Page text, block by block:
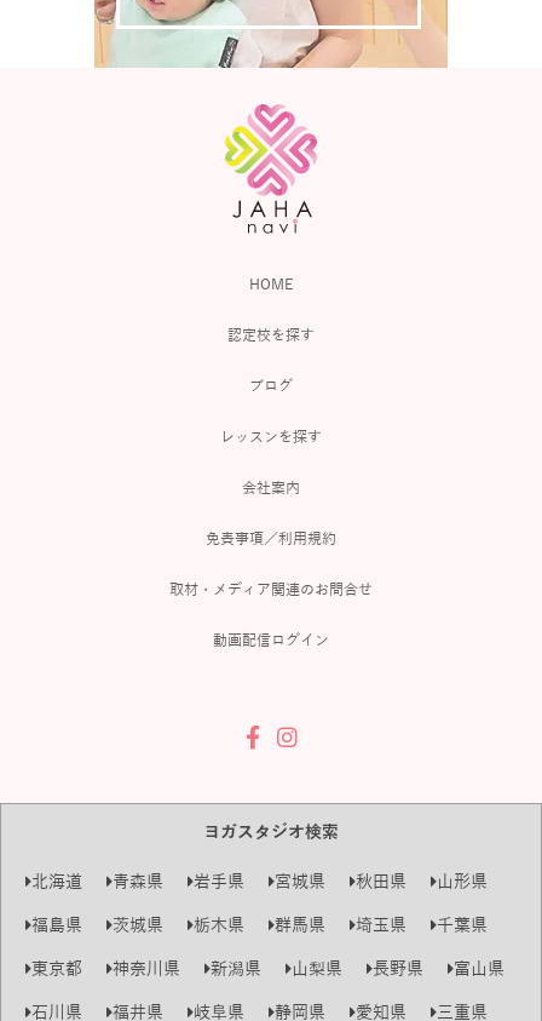
HOME
認定校を探す
ブログ
レッスンを探す
会社案内
免責事項／利用規約
取材・メディア関連のお問合せ
動画配信ログイン
ヨガスタジオ検索
北海道 青森県 岩手県 宮城県 秋田県
山形県
福島県
茨城県 栃木県 群馬県 埼玉県
千葉県
東京都
神奈川県 新潟県 山梨県 長野県
富山県
石川県
福井県 岐阜県 静岡県 愛知県 三重県